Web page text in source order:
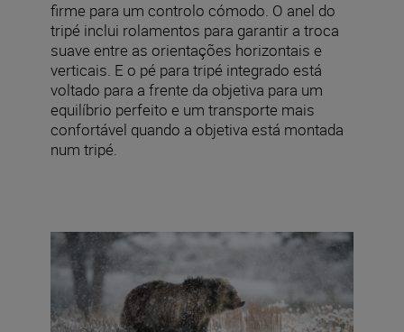
firme para um controlo cómodo. O anel do
tripé inclui rolamentos para garantir a troca
suave entre as orientações horizontais e
verticais. E o pé para tripé integrado está
voltado para a frente da objetiva para um
equilíbrio perfeito e um transporte mais
confortável quando a objetiva está montada
num tripé.